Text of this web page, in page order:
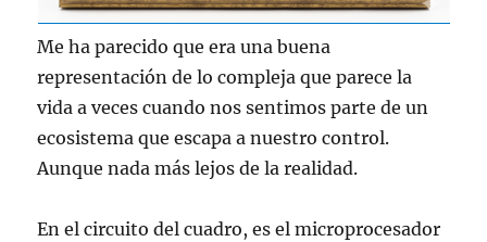
Me ha parecido que era una buena
representación de lo compleja que parece la
vida a veces cuando nos sentimos parte de un
ecosistema que escapa a nuestro control.
Aunque nada más lejos de la realidad.
En el circuito del cuadro, es el microprocesador